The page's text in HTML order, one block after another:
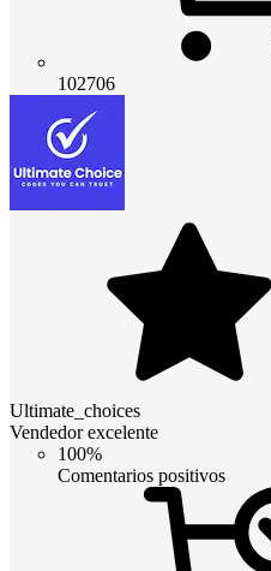
102706
Ultimate_choices
Vendedor excelente
100%
Comentarios positivos